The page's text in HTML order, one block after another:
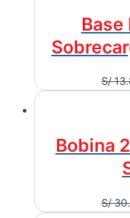
Base
S/
Bobina
S/